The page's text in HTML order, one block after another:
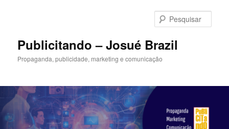
principalPublicitando – Josué Brazil
Propaganda, publicidade, marketing e comunicação